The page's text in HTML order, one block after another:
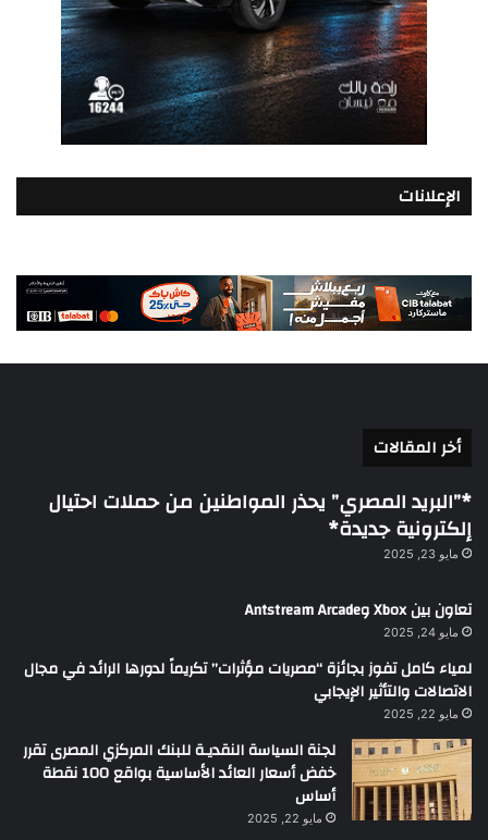
الإعلانات
أخر المقالات
*”البريد المصري” يحذر المواطنين من حملات احتيال
إلكترونية جديدة*
مايو 23, 2025
تعاون بين Xbox وAntstream Arcade
مايو 24, 2025
لمياء كامل تفوز بجائزة “مصريات مؤثرات” تكريماً لدورها الرائد في مجال
الاتصالات والتأثير الإيجابي
مايو 22, 2025
لجنة السياسة النقديـة للبنك المركزي المصرى تقرر
خفض أسعار العائد الأساسية بواقع 100 نقطة
أساس
مايو 22, 2025